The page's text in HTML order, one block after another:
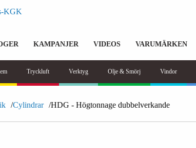
KAMPANJER VIDEOS VARUMÄRKEN
Tryckluft Verktyg Olje & Smörj Vindor
Cylindrar HDG - Högtonnage dubbelverkande